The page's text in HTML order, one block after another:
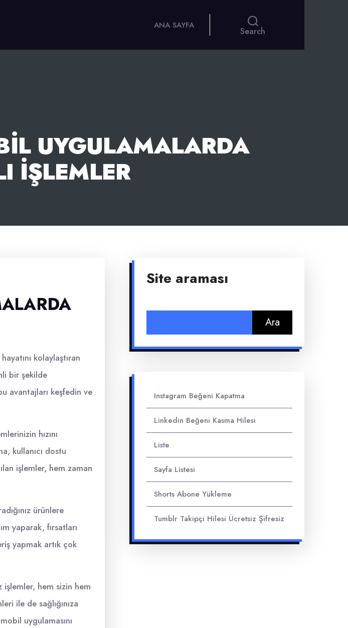
ANA SAYFA
Search
UYGULAMALARDA
İŞLEMLER
kolaylaştıran
bir şekilde
avantajları keşfedin ve
hızını
kullanıcı dostu
işlemler, hem zaman
ürünlere
yaparak, fırsatları
yapmak artık çok
hem sizin hem
ile de sağlığınıza
uygulamasını
Site araması
Instagram Beğeni Kapatma
Linkedin Beğeni Kasma Hilesi
Liste
Sayfa Listesi
Shorts Abone Yükleme
Tumblr Takipçi Hilesi Ücretsiz Şifresiz